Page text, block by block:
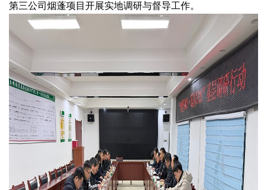
第三公司烟蓬项目开展实地调研与督导工作。